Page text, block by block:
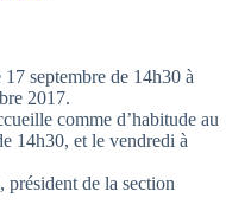
septembre de 14h30 à
2017.
comme d’habitude au
14h30, et le vendredi à
président de la section